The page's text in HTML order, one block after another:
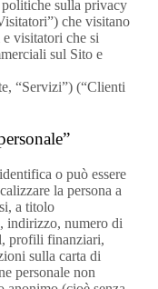
sulla privacy
che visitano
visitatori che si
sul Sito e
“Servizi”) (“Clienti
o può essere
la persona a
a titolo
indirizzo, numero di
profili finanziari,
sulla carta di
personale non